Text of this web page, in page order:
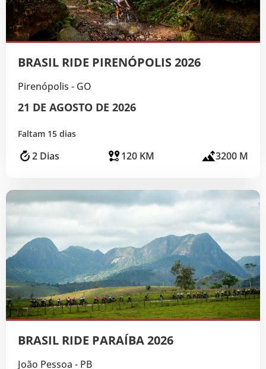
BRASIL RIDE PIRENÓPOLIS 2026
Pirenópolis - GO
21 DE AGOSTO DE 2026
Faltam 15 dias
2 Dias 120 KM 3200 M
BRASIL RIDE PARAÍBA 2026
João Pessoa - PB